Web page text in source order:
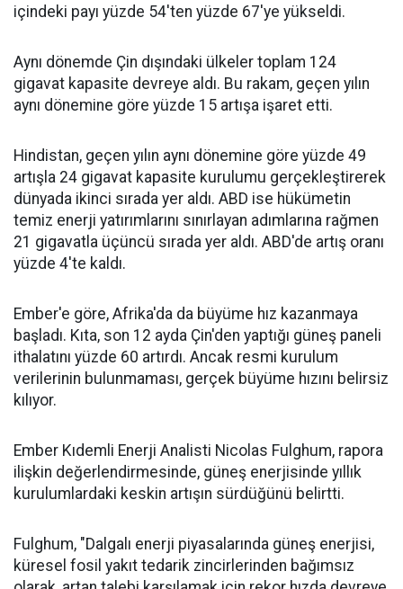
içindeki payı yüzde 54'ten yüzde 67'ye yükseldi.
Aynı dönemde Çin dışındaki ülkeler toplam 124
gigavat kapasite devreye aldı. Bu rakam, geçen yılın
aynı dönemine göre yüzde 15 artışa işaret etti.
Hindistan, geçen yılın aynı dönemine göre yüzde 49
artışla 24 gigavat kapasite kurulumu gerçekleştirerek
dünyada ikinci sırada yer aldı. ABD ise hükümetin
temiz enerji yatırımlarını sınırlayan adımlarına rağmen
21 gigavatla üçüncü sırada yer aldı. ABD'de artış oranı
yüzde 4'te kaldı.
Ember'e göre, Afrika'da da büyüme hız kazanmaya
başladı. Kıta, son 12 ayda Çin'den yaptığı güneş paneli
ithalatını yüzde 60 artırdı. Ancak resmi kurulum
verilerinin bulunmaması, gerçek büyüme hızını belirsiz
kılıyor.
Ember Kıdemli Enerji Analisti Nicolas Fulghum, rapora
ilişkin değerlendirmesinde, güneş enerjisinde yıllık
kurulumlardaki keskin artışın sürdüğünü belirtti.
Fulghum, "Dalgalı enerji piyasalarında güneş enerjisi,
küresel fosil yakıt tedarik zincirlerinden bağımsız